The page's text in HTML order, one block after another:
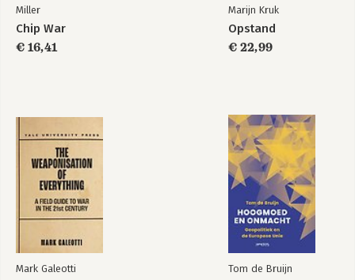
Miller
Chip War
€ 16,41
Marijn Kruk
Opstand
€ 22,99
Mark Galeotti Tom de Bruijn